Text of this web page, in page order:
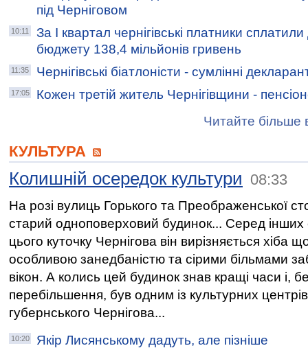
під Черніговом
10:11
За І квартал чернігівські платники
бюджету 138,4 мільйонів гривень
11:35 Чернігівські біатлоністи - сумлінні
17:05
Кожен третій житель Чернігівщини -
Читайте більше
КУЛЬТУРА
Колишній осередок культури 08:33
На розі вулиць Горького та Преображенської
старий одноповерховий будинок... Серед інших
цього куточку Чернігова він вирізняється хіба
особливою занедбаністю та сірими більмами
вікон. А колись цей будинок знав кращі часи і,
перебільшення, був одним із культурних центрів
губернського Чернігова...
10:20
Якір Лисянському дадуть, але пізніше